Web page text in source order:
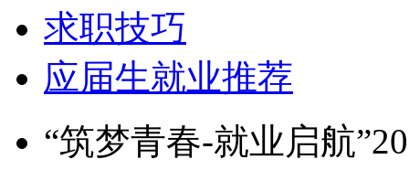
求职技巧
应届生就业推荐
“筑梦青春-就业启航